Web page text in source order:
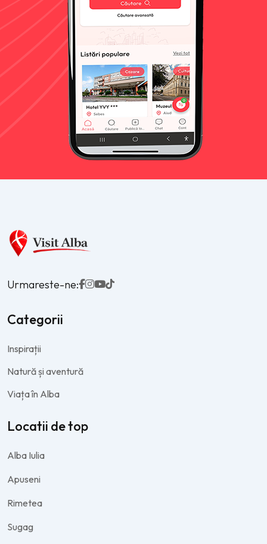
Urmareste-ne:
Categorii
Inspirații
Natură și aventură
Viața în Alba
Locatii de top
Alba Iulia
Apuseni
Rimetea
Sugag